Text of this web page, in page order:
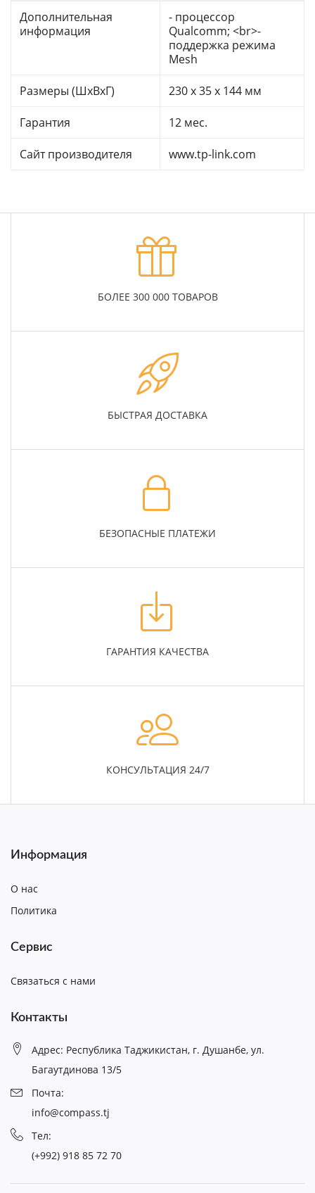
Дополнительная
информация
- процессор
Qualcomm; <br>-
поддержка режима
Mesh
Размеры (ШхВхГ) 230 x 35 x 144 мм
Гарантия 12 мес.
Сайт производителя www.tp-link.com
БОЛЕЕ 300 000 ТОВАРОВ
БЫСТРАЯ ДОСТАВКА
БЕЗОПАСНЫЕ ПЛАТЕЖИ
ГАРАНТИЯ КАЧЕСТВА
КОНСУЛЬТАЦИЯ 24/7
Информация
О нас
Политика
Сервис
Связаться с нами
Контакты
Адрес: Республика Таджикистан, г. Душанбе, ул.
Багаутдинова 13/5
Почта:
info@compass.tj
Тел:
(+992) 918 85 72 70